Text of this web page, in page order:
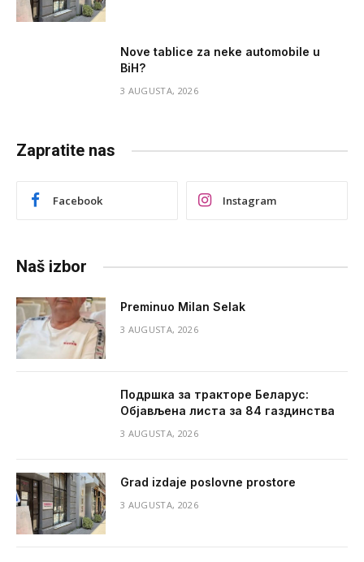
Nove tablice za neke automobile u
BiH?
3 AUGUSTA, 2026
Zapratite nas
Facebook Instagram
Naš izbor
Preminuo Milan Selak
3 AUGUSTA, 2026
Подршка за тракторе Беларус:
Објављена листа за 84 газдинства
3 AUGUSTA, 2026
Grad izdaje poslovne prostore
3 AUGUSTA, 2026